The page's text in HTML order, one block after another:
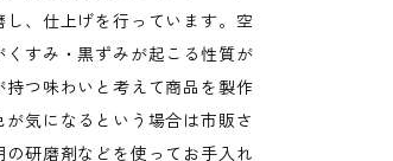
、仕上げを行っています。空
すみ・黒ずみが起こる性質が
つ味わいと考えて商品を製作
気になるという場合は市販さ
研磨剤などを使ってお手入れ